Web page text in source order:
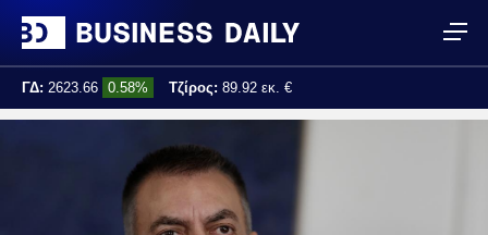
ΓΔ: 2623.66 0.58% Τζίρος: 89.92 εκ. €